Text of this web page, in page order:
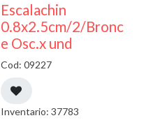
Escalachin
0.8x2.5cm/2/Bronc
e Osc.x und
Cod: 09227
Inventario: 37783